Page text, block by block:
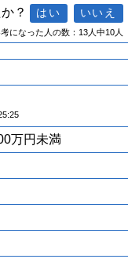
？
になった人の数：13人中10人
万円未満